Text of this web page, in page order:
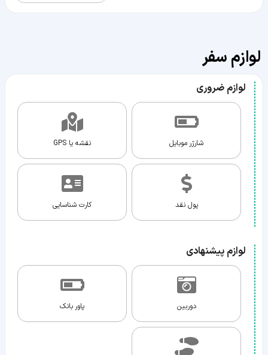
لوازم سفر
لوازم ضروری
شارژر موبایل نقشه یا GPS
پول نقد کارت شناسایی
لوازم پیشنهادی
دوربین پاور بانک